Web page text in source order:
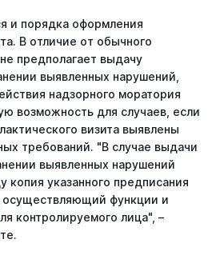
и порядка оформления
В отличие от обычного
предполагает выдачу
выявленных нарушений,
надзорного моратория
возможность для случаев, если
визита выявлены
требований. "В случае выдачи
выявленных нарушений
копия указанного предписания
осуществляющий функции и
контролируемого лица", –